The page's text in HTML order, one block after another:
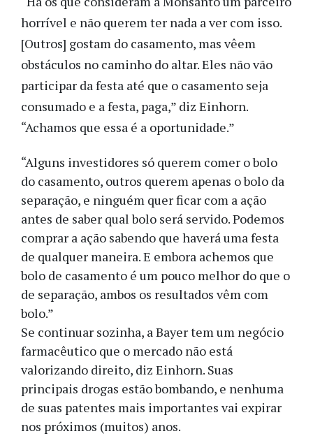
horrível e não querem ter nada a ver com isso.
[Outros] gostam do casamento, mas vêem
obstáculos no caminho do altar. Eles não vão
participar da festa até que o casamento seja
consumado e a festa, paga,” diz Einhorn.
“Achamos que essa é a oportunidade.”
“Alguns investidores só querem comer o bolo
do casamento, outros querem apenas o bolo da
separação, e ninguém quer ficar com a ação
antes de saber qual bolo será servido. Podemos
comprar a ação sabendo que haverá uma festa
de qualquer maneira. E embora achemos que
bolo de casamento é um pouco melhor do que o
de separação, ambos os resultados vêm com
bolo.”
Se continuar sozinha, a Bayer tem um negócio
farmacêutico que o mercado não está
valorizando direito, diz Einhorn. Suas
principais drogas estão bombando, e nenhuma
de suas patentes mais importantes vai expirar
nos próximos (muitos) anos.